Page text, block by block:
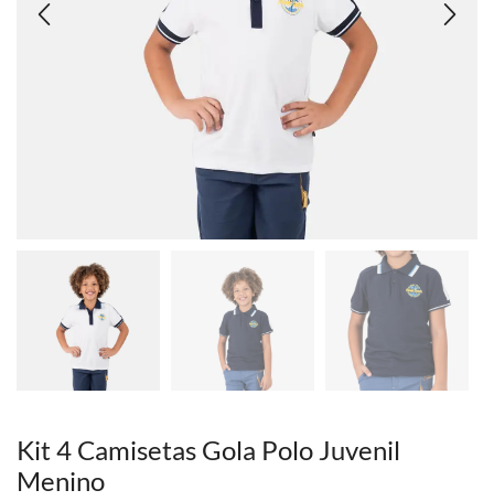
Kit 4 Camisetas Gola Polo Juvenil
Menino